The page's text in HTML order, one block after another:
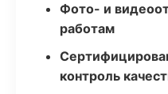
Фото- и
работам
контроль